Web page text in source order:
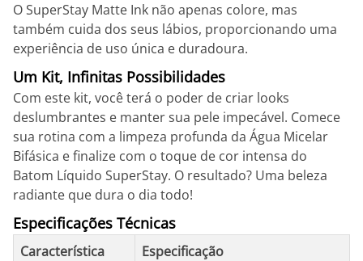
O SuperStay Matte Ink não apenas colore, mas
também cuida dos seus lábios, proporcionando uma
experiência de uso única e duradoura.
Um Kit, Infinitas Possibilidades
Com este kit, você terá o poder de criar looks
deslumbrantes e manter sua pele impecável. Comece
sua rotina com a limpeza profunda da Água Micelar
Bifásica e finalize com o toque de cor intensa do
Batom Líquido SuperStay. O resultado? Uma beleza
radiante que dura o dia todo!
Especificações Técnicas
Característica
Especificação